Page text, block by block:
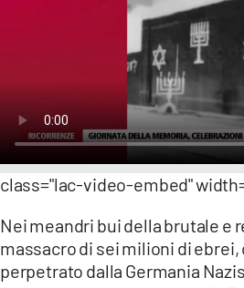
COSENZACHANNEL.IT
ILVIBONESE.IT
CATANZAROCHANNEL.IT
LACAPITALENEWS.IT
class="lac-video-embed"
Nei meandri bui della brutale e
massacro di sei milioni di
perpetrato dalla Germania